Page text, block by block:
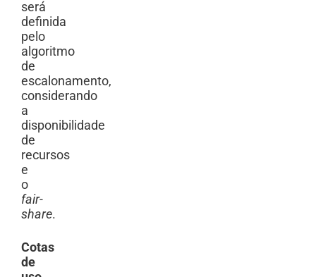
será
definida
pelo
algoritmo
de
escalonamento,
considerando
a
disponibilidade
de
recursos
e
o
fair-
share.
Cotas
de